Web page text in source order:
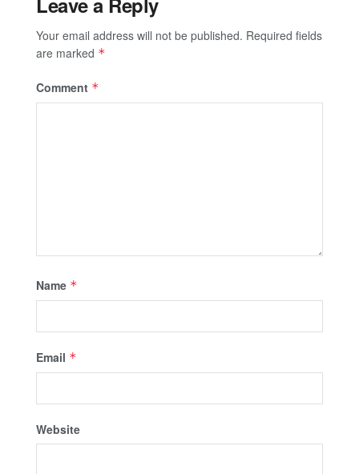
Your email address will not be published. Required fields
are marked *
Comment *
Name *
Email *
Website